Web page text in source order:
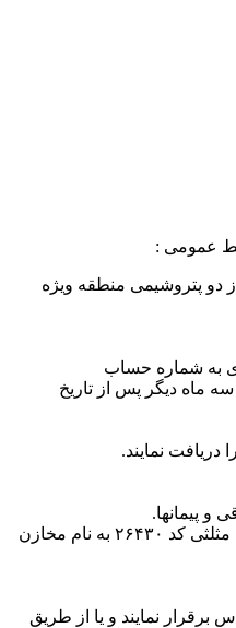
عمومى :
دو پتروشیمی منطقه ویژه
واریز نقدی به شماره حساب
معتبر که مدت اعتبار سررسید ضمانتنامه بانکی باید حداقل ۳ ماه و قابل تمدید تا سه ماه دیگر پس از تاریخ
۸) هزینه اسناد مناقصه: متقاضیان جهت دریافت اسناد مناقصه می بایست مبلغ ۲۰،۰۰۰،۰۰۰ (بیست میلیون ریال) را به شماره حساب ۲۶۴۳۴۴۹۷۹۲ نزد بانک تجارت شعبه کمپ مثلثی کد ۲۶۴۳۰ به نام مخازن
در صورت نیاز به اطلاعات بیشتر میتوانند با شماره تلفن دفتر تهران ۲۱۰۰۲۹۵۰-۰۲۱ داخلی ۵۰۶۳ و دفتر عسلویه ۳۷۳۲۵۲۲۷-۰۷۷ داخلی ۶۱۵۲ تماس برقرار نمایند و یا از طریق